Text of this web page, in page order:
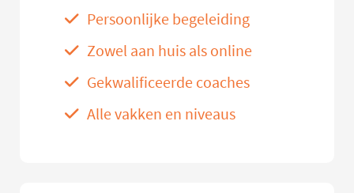
Persoonlijke begeleiding
Zowel aan huis als online
Gekwalificeerde coaches
Alle vakken en niveaus